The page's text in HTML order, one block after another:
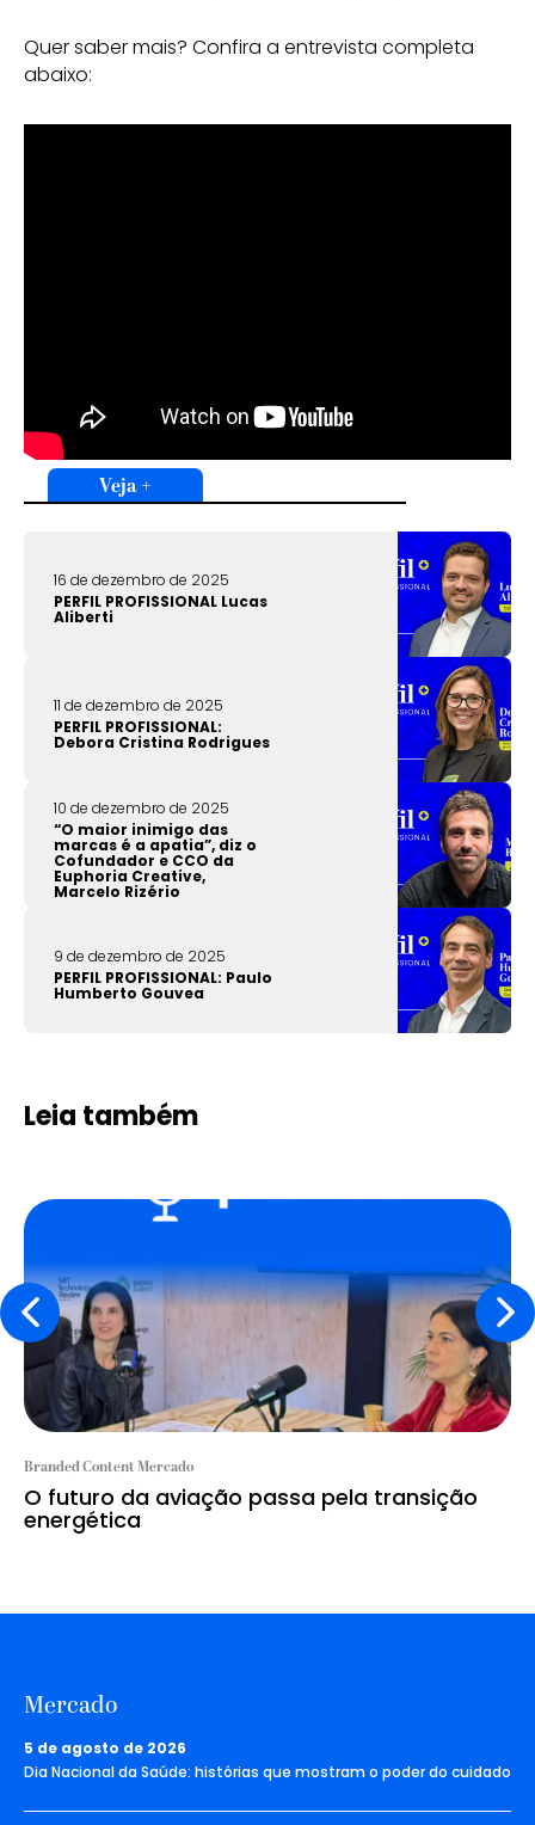
Quer saber mais? Confira a entrevista completa
abaixo:
Veja +
16 de dezembro de 2025
PERFIL PROFISSIONAL Lucas
Aliberti
11 de dezembro de 2025
PERFIL PROFISSIONAL:
Debora Cristina Rodrigues
10 de dezembro de 2025
“O maior inimigo das
marcas é a apatia”, diz o
Cofundador e CCO da
Euphoria Creative,
Marcelo Rizério
9 de dezembro de 2025
PERFIL PROFISSIONAL: Paulo
Humberto Gouvea
Leia também
Branded Content Mercado
O futuro da aviação passa pela transição
energética
Mercado
5 de agosto de 2026
Dia Nacional da Saúde: histórias que mostram o poder do cuidado